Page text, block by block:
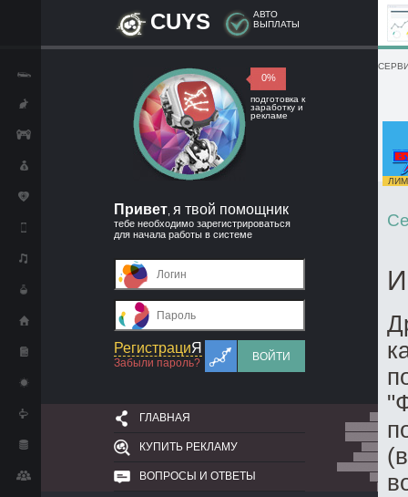
CUYS
АВТО
ВЫПЛАТЫ
0%
подготовка к
заработку и
рекламе
Привет я твой помощник
тебе необходимо зарегистрироваться
для начала работы в системе
РегистрациЯ
Забыли пароль?
ВОЙТИ
ГЛАВНАЯ
КУПИТЬ РЕКЛАМУ
ВОПРОСЫ И ОТВЕТЫ